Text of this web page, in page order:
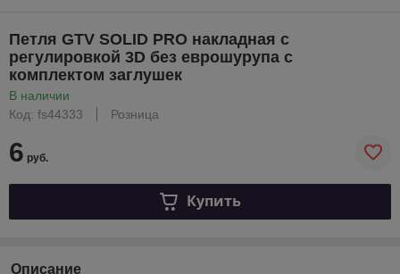
Петля GTV SOLID PRO накладная с
регулировкой 3D без еврошурупа с
комплектом заглушек
В наличии
Код: fs44333
Розница
6 руб.
Купить
Описание